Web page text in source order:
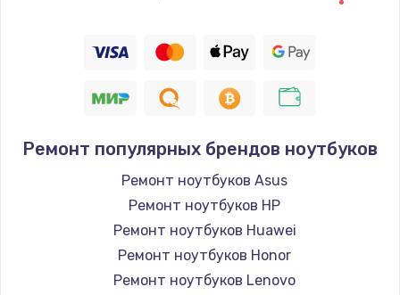
Ремонт популярных брендов ноутбуков
Ремонт ноутбуков Asus
Ремонт ноутбуков HP
Ремонт ноутбуков Huawei
Ремонт ноутбуков Honor
Ремонт ноутбуков Lenovo